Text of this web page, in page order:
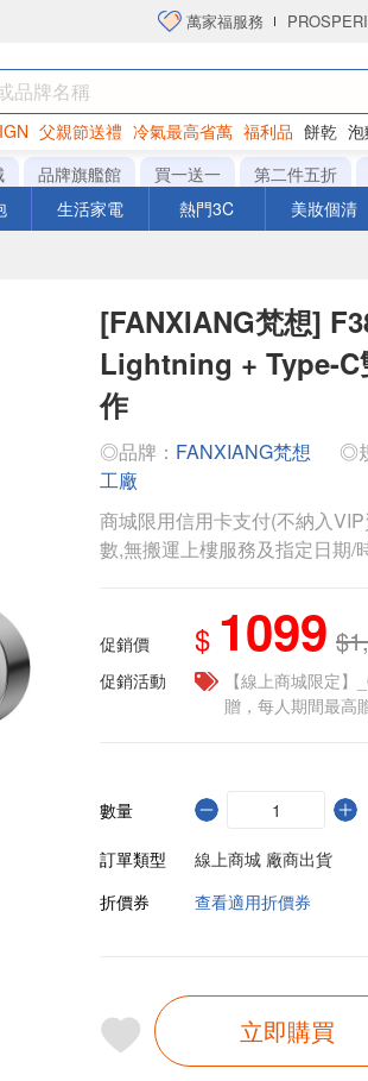
萬家福服務
父親節送禮 冷氣最高省萬 福利品 餅乾
洋芋片
品牌旗艦館 買一送一 第二件五折
生活家電 熱門3C 美妝個清
[FANXIANG梵想]
Lightning + Type-C
作
◎品牌： FANXIANG梵想 ◎
工廠
商城限用信用卡支付(不納入
數,無搬運上樓服務及指定日期/
促銷價 $ 1099
促銷活動
【線上商城限定
贈，每人期間最高
數量
訂單類型
線上商城 廠商出貨
折價券
查看適用折價券
立即購買